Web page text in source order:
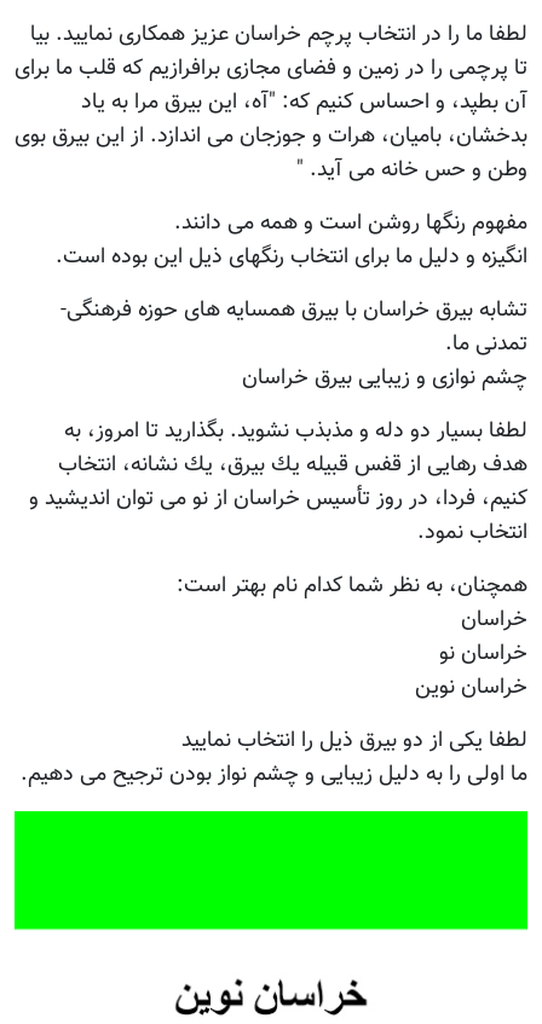
لطفا ما را در انتخاب پرچم خراسان عزيز همكارى نماييد. بيا
تا پرچمى را در زمين و فضاى مجازى برافرازيم كه قلب ما براى
آن بطپد، و احساس كنيم كه: "آه، اين بيرق مرا به ياد
بدخشان، باميان، هرات و جوزجان مى اندازد. از اين بيرق بوى
وطن و حس خانه مى آيد. "
مفهوم رنگها روشن است و همه می دانند.
انگيزه و دليل ما براى انتخاب رنگهاى ذيل اين بوده است.
تشابه بيرق خراسان با بيرق همسايه هاى حوزه فرهنگى-
تمدنى ما.
چشم نوازى و زيبايى بيرق خراسان
لطفا بسيار دو دله و مذبذب نشويد. بگذاريد تا امروز، به
هدف رهايى از قفس قبيله يك بيرق، يك نشانه، انتخاب
كنيم، فردا، در روز تأسيس خراسان از نو مى توان انديشيد و
انتخاب نمود.
همچنان، به نظر شما كدام نام بهتر است:
خراسان
خراسان نو
خراسان نوين
لطفا يكى از دو بيرق ذيل را انتخاب نماييد
ما اولى را به دليل زيبايى و چشم نواز بودن ترجيح مى دهيم.